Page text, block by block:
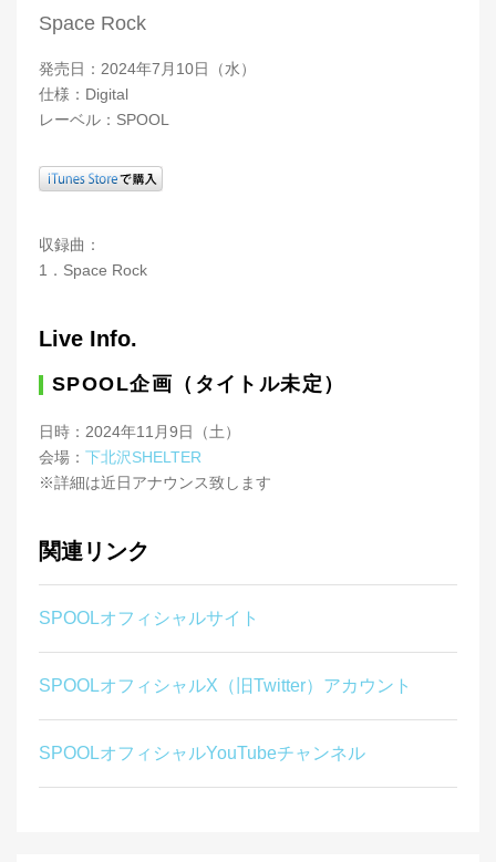
Space Rock
発売日：2024年7月10日（水）
仕様：Digital
レーベル：SPOOL
収録曲：
1．Space Rock
Live Info.
SPOOL企画（タイトル未定）
日時：2024年11月9日（土）
会場： 下北沢SHELTER
※詳細は近日アナウンス致します
関連リンク
SPOOLオフィシャルサイト
SPOOLオフィシャルX（旧Twitter）アカウント
SPOOLオフィシャルYouTubeチャンネル